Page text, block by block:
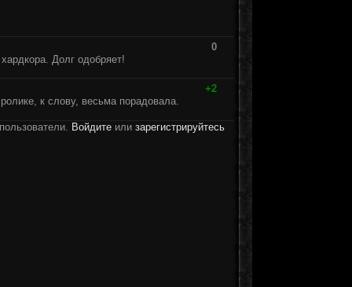
0
Долг одобряет!
+2
к слову, весьма порадовала.
Войдите или зарегистрируйтесь